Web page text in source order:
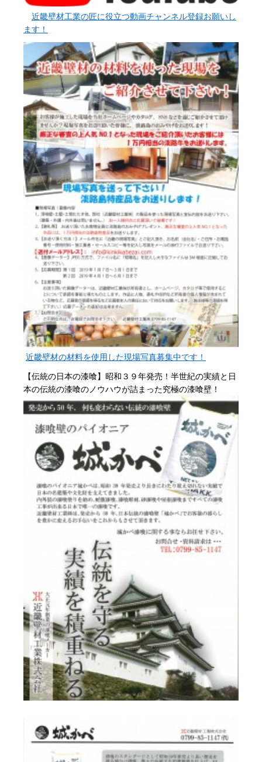
近畿壁材工業の匠に役立つ動画チャンネル登録お願いし
ます！
近畿壁材の材料を使用した現場写真募集中です！
【伝統の日本の漆喰】昭和３９年発売！半世紀の実績と日
本の伝統の漆喰のノウハウが詰まった究極の漆喰壁！